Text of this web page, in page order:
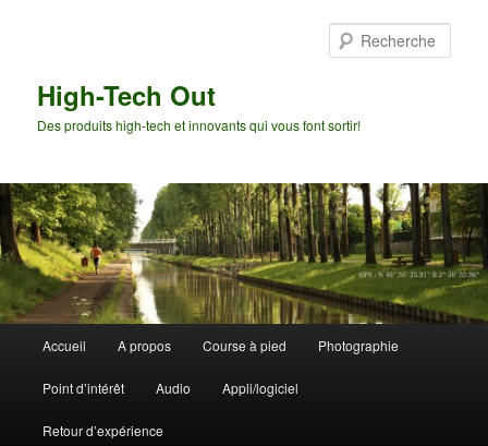
High-Tech Out
Des produits high-tech et innovants qui vous font sortir!
principal
Accueil A propos Course à pied Photographie
Point d’intérêt Audio Appli/logiciel
Retour d’expérience